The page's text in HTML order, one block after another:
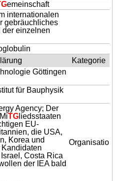
emeinschaft
internationalen
gebräuchliches
der einzelnen
Kategorie
Göttingen
für Bauphysik
Agency; Der
TG liedsstaaten
EU-
die USA,
Korea und
Costa Rica
der IEA bald
Organisation